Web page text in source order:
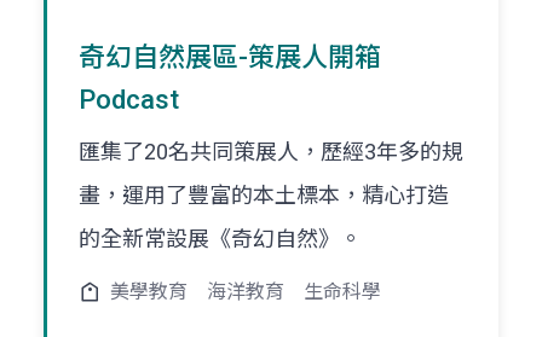
奇幻自然展區-策展人開箱
Podcast
匯集了20名共同策展人，歷經3年多的規
畫，運用了豐富的本土標本，精心打造
的全新常設展《奇幻自然》。
美學教育 海洋教育 生命科學